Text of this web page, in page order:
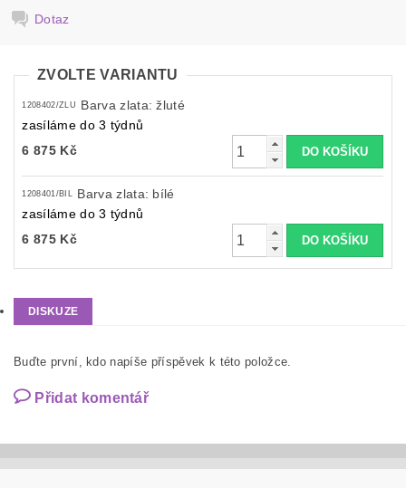
Dotaz
ZVOLTE VARIANTU
1208402/ZLU
Barva zlata: žluté
zasíláme do 3 týdnů
6 875 Kč
1208401/BIL
Barva zlata: bílé
zasíláme do 3 týdnů
6 875 Kč
DISKUZE
Buďte první, kdo napíše příspěvek k této položce.
Přidat komentář